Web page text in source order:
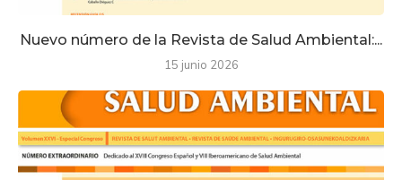
Nuevo número de la Revista de Salud Ambiental:...
15 junio 2026